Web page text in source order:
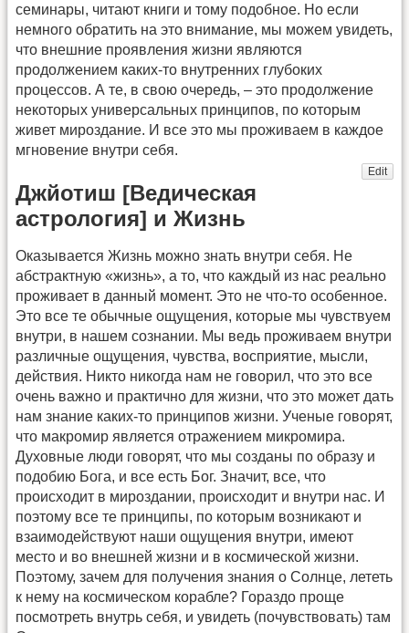
семинары, читают книги и тому подобное. Но если
немного обратить на это внимание, мы можем увидеть,
что внешние проявления жизни являются
продолжением каких-то внутренних глубоких
процессов. А те, в свою очередь, – это продолжение
некоторых универсальных принципов, по которым
живет мироздание. И все это мы проживаем в каждое
мгновение внутри себя.
Edit
Джйотиш [Ведическая
астрология] и Жизнь
Оказывается Жизнь можно знать внутри себя. Не
абстрактную «жизнь», а то, что каждый из нас реально
проживает в данный момент. Это не что-то особенное.
Это все те обычные ощущения, которые мы чувствуем
внутри, в нашем сознании. Мы ведь проживаем внутри
различные ощущения, чувства, восприятие, мысли,
действия. Никто никогда нам не говорил, что это все
очень важно и практично для жизни, что это может дать
нам знание каких-то принципов жизни. Ученые говорят,
что макромир является отражением микромира.
Духовные люди говорят, что мы созданы по образу и
подобию Бога, и все есть Бог. Значит, все, что
происходит в мироздании, происходит и внутри нас. И
поэтому все те принципы, по которым возникают и
взаимодействуют наши ощущения внутри, имеют
место и во внешней жизни и в космической жизни.
Поэтому, зачем для получения знания о Солнце, лететь
к нему на космическом корабле? Гораздо проще
посмотреть внутрь себя, и увидеть (почувствовать) там